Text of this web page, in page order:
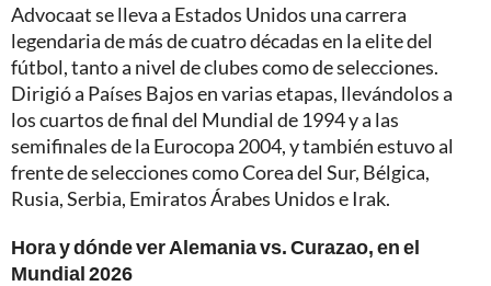
Advocaat se lleva a Estados Unidos una carrera
legendaria de más de cuatro décadas en la elite del
fútbol, tanto a nivel de clubes como de selecciones.
Dirigió a Países Bajos en varias etapas, llevándolos a
los cuartos de final del Mundial de 1994 y a las
semifinales de la Eurocopa 2004, y también estuvo al
frente de selecciones como Corea del Sur, Bélgica,
Rusia, Serbia, Emiratos Árabes Unidos e Irak.
Hora y dónde ver Alemania vs. Curazao, en el
Mundial 2026